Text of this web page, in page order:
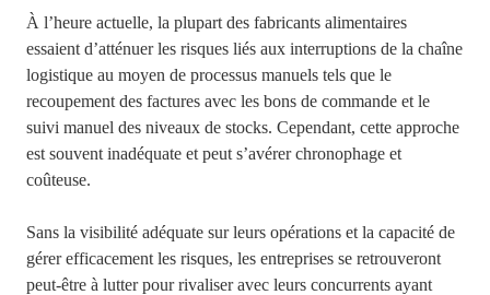
À l’heure actuelle, la plupart des fabricants alimentaires
essaient d’atténuer les risques liés aux interruptions de la chaîne
logistique au moyen de processus manuels tels que le
recoupement des factures avec les bons de commande et le
suivi manuel des niveaux de stocks. Cependant, cette approche
est souvent inadéquate et peut s’avérer chronophage et
coûteuse.
Sans la visibilité adéquate sur leurs opérations et la capacité de
gérer efficacement les risques, les entreprises se retrouveront
peut-être à lutter pour rivaliser avec leurs concurrents ayant